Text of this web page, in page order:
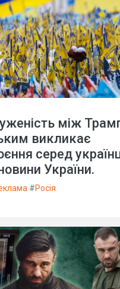
між
викликає
серед
України.
#Росія